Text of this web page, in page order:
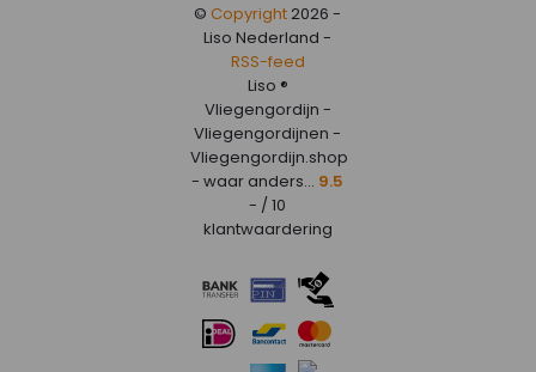
© Copyright 2026 -
Liso Nederland -
RSS-feed
Liso ®
Vliegengordijn -
Vliegengordijnen -
Vliegengordijn.shop
- waar anders... 9.5
- / 10
klantwaardering